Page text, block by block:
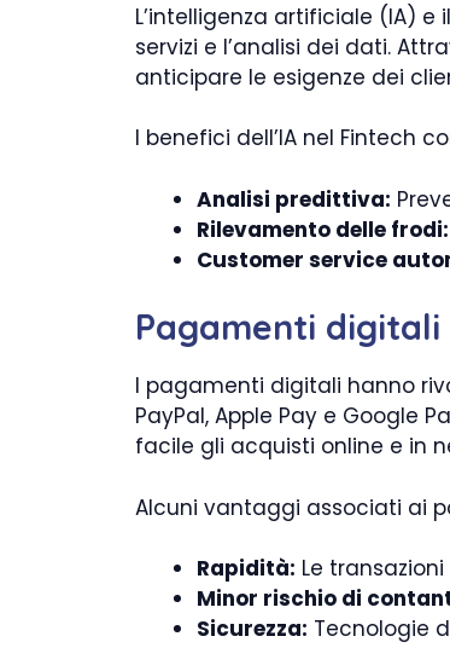
L’intelligenza artificiale (IA)
servizi e l’analisi dei dati.
anticipare le esigenze dei
I benefici dell’IA nel Fintech
Analisi predittiva:
Rilevamento delle frodi:
Customer service
Pagamenti
I pagamenti digitali hanno
PayPal, Apple Pay e Google
facile gli acquisti online e in
Alcuni vantaggi associati ai
Rapidità: Le
Minor rischio di
Sicurezza: Tecnologie